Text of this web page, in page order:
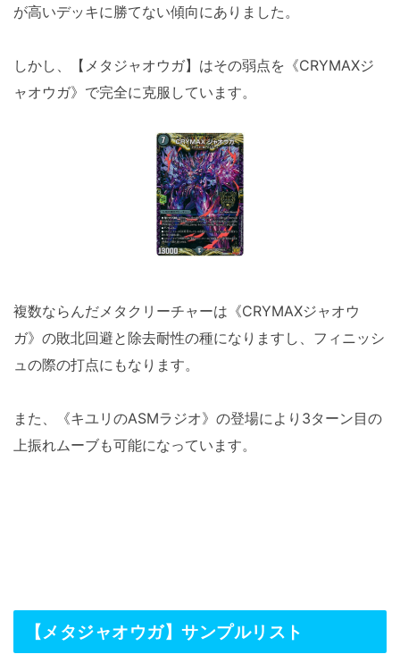
が高いデッキに勝てない傾向にありました。
しかし、【メタジャオウガ】はその弱点を《CRYMAXジ
ャオウガ》で完全に克服しています。
複数ならんだメタクリーチャーは《CRYMAXジャオウ
ガ》の敗北回避と除去耐性の種になりますし、フィニッシ
ュの際の打点にもなります。
また、《キユリのASMラジオ》の登場により3ターン目の
上振れムーブも可能になっています。
【メタジャオウガ】サンプルリスト